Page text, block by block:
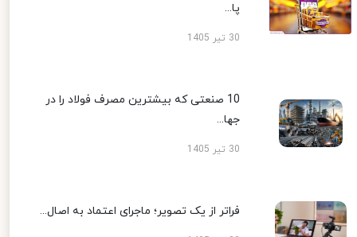
پا...
30 تیر 1405
10 صنعتی که بیشترین مصرف فولاد را در
جها...
30 تیر 1405
فراتر از یک تصویر؛ ماجرای اعتماد به اصال...